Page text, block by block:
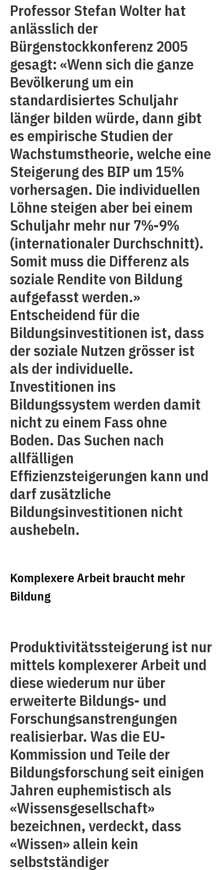
Professor Stefan Wolter hat
anlässlich der
Bürgenstockkonferenz 2005
gesagt: «Wenn sich die ganze
Bevölkerung um ein
standardisiertes Schuljahr
länger bilden würde, dann gibt
es empirische Studien der
Wachstumstheorie, welche eine
Steigerung des BIP um 15%
vorhersagen. Die individuellen
Löhne steigen aber bei einem
Schuljahr mehr nur 7%-9%
(internationaler Durchschnitt).
Somit muss die Differenz als
soziale Rendite von Bildung
aufgefasst werden.»
Entscheidend für die
Bildungsinvestitionen ist, dass
der soziale Nutzen grösser ist
als der individuelle.
Investitionen ins
Bildungssystem werden damit
nicht zu einem Fass ohne
Boden. Das Suchen nach
allfälligen
Effizienzsteigerungen kann und
darf zusätzliche
Bildungsinvestitionen nicht
aushebeln.
Komplexere Arbeit braucht mehr
Bildung
Produktivitätssteigerung ist nur
mittels komplexerer Arbeit und
diese wiederum nur über
erweiterte Bildungs- und
Forschungsanstrengungen
realisierbar. Was die EU-
Kommission und Teile der
Bildungsforschung seit einigen
Jahren euphemistisch als
«Wissensgesellschaft»
bezeichnen, verdeckt, dass
«Wissen» allein kein
selbstständiger